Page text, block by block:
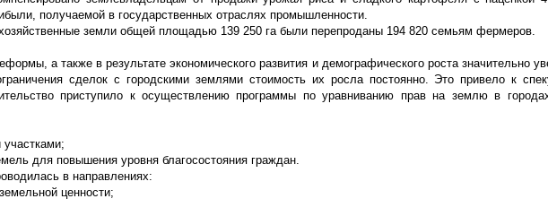
получаемой в государственных отраслях промышленности.
земли общей площадью 139 250 га были перепроданы 194 820 семьям фермеров.
а также в результате экономического развития и демографического роста значительно
сделок с городскими землями стоимость их росла постоянно. Это привело к
приступило к осуществлению программы по уравниванию прав на землю в
для повышения уровня благосостояния граждан.
в направлениях:
ценности;